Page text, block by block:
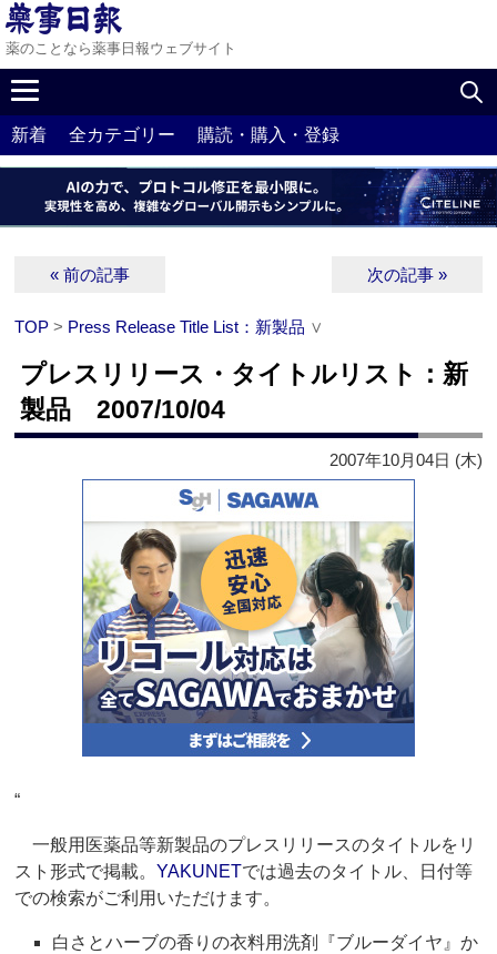
薬のことなら薬事日報ウェブサイト
新着 全カテゴリー 購読・購入・登録
« 前の記事 次の記事 »
TOP > Press Release Title List：新製品 ∨
プレスリリース・タイトルリスト：新
製品 2007/10/04
2007年10月04日 (木)
“
一般用医薬品等新製品のプレスリリースのタイトルをリ
スト形式で掲載。YAKUNETでは過去のタイトル、日付等
での検索がご利用いただけます。
白さとハーブの香りの衣料用洗剤『ブルーダイヤ』か